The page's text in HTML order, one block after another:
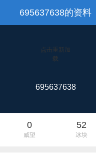
695637638的资料
点击重新加
载
695637638
0
威望
52
冰块